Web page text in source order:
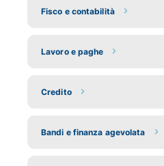
Fisco e contabilità
Lavoro e paghe
Credito
Bandi e finanza agevolata